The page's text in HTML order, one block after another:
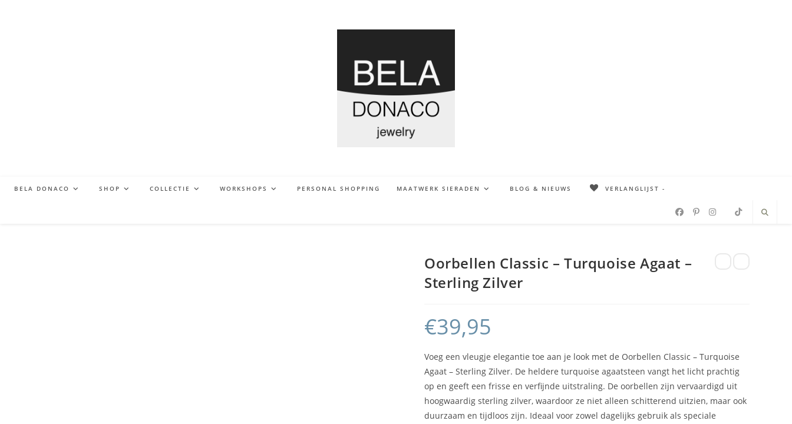
BELA DONACO SHOP COLLECTIE WORKSHOPS PERSONAL SHOPPING MAATWERK SIERADEN BLOG & NIEUWS VERLANGLIJST -
Oorbellen Classic – Turquoise Agaat –
Sterling Zilver
€39,95
Voeg een vleugje elegantie toe aan je look met de Oorbellen Classic – Turquoise
Agaat – Sterling Zilver. De heldere turquoise agaatsteen vangt het licht prachtig
op en geeft een frisse en verfijnde uitstraling. De oorbellen zijn vervaardigd uit
hoogwaardig sterling zilver, waardoor ze niet alleen schitterend uitzien, maar ook
duurzaam en tijdloos zijn. Ideaal voor zowel dagelijks gebruik als speciale